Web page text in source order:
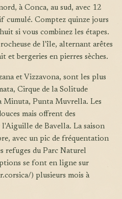
à Conca, au sud, avec 12
cumulé. Comptez quinze jours
si vous combinez les étapes.
de l'île, alternant arêtes
et bergeries en pierres sèches.
Cirque de la Solitude
Minuta, Punta Muvrella. Les
mais offrent des
de Bavella. La saison
avec un pic de fréquentation
refuges du Parc Naturel
se font en ligne sur
) plusieurs mois à